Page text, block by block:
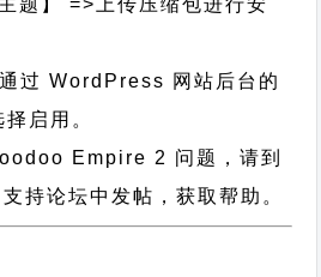
题】 =>上传压缩包进行安
过 WordPress 网站后台的
启用。
Empire 2 问题，请到
持论坛中发帖，获取帮助。